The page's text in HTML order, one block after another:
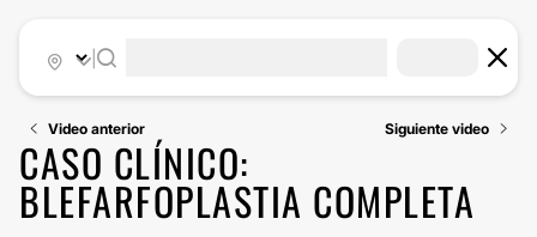
Video anterior Siguiente video
CASO CLÍNICO:
BLEFARFOPLASTIA COMPLETA